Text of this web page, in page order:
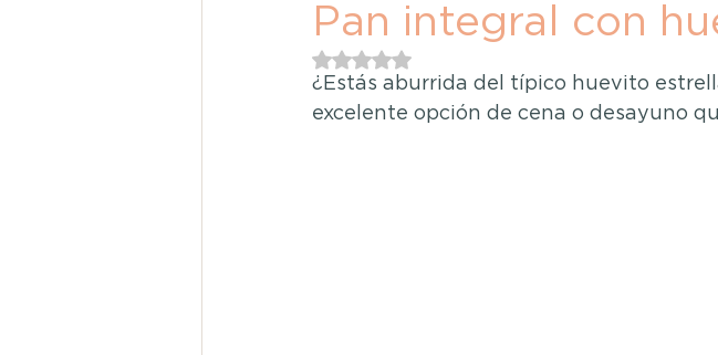
Complementos Aguas Sopas
Pan integral con
Obtuvo NaN de 5 estrellas.
¿Estás aburrida del típico huevito
excelente opción de cena o desayuno